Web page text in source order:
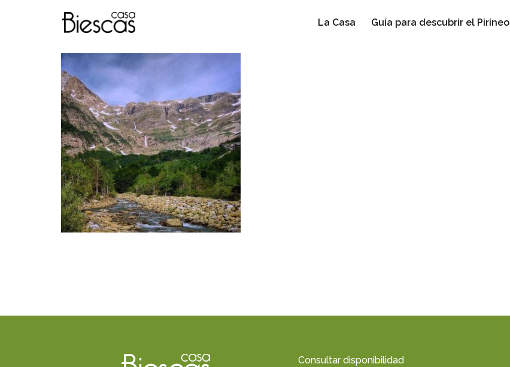
La Casa Guía para descubrir el Pirineo
Consultar disponibilidad